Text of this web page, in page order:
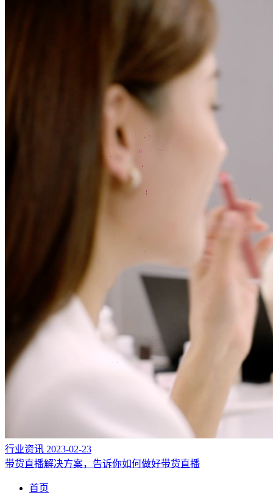
行业资讯 2023-02-23
带货直播解决方案，告诉你如何做好带货直播
首页